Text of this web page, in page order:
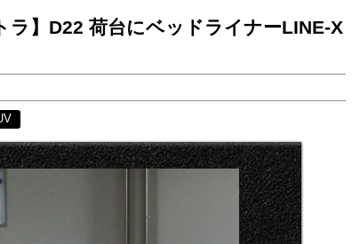
】D22 荷台にベッドライナーLINE-X